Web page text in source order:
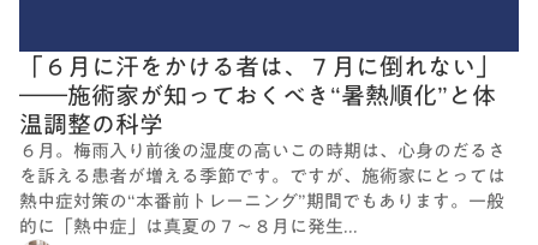
「６月に汗をかける者は、７月に倒れない」
――施術家が知っておくべき“暑熱順化”と体
温調整の科学
６月。梅雨入り前後の湿度の高いこの時期は、心身のだるさ
を訴える患者が増える季節です。ですが、施術家にとっては
熱中症対策の“本番前トレーニング”期間でもあります。一般
的に「熱中症」は真夏の７～８月に発生...